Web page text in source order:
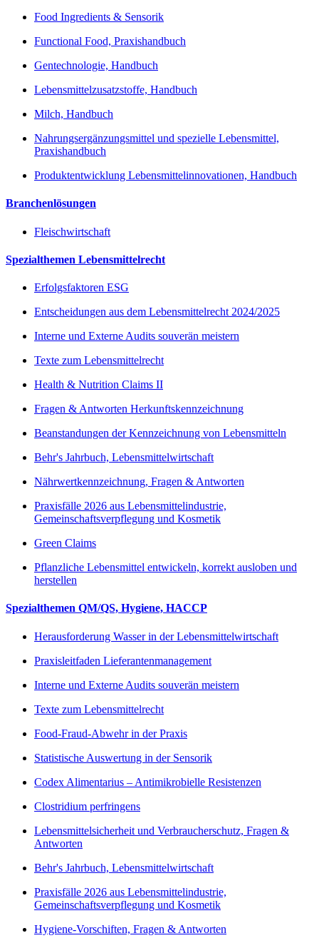
Food Ingredients & Sensorik
Functional Food, Praxishandbuch
Gentechnologie, Handbuch
Lebensmittelzusatzstoffe, Handbuch
Milch, Handbuch
Nahrungsergänzungsmittel und spezielle Lebensmittel,
Praxishandbuch
Produktentwicklung Lebensmittelinnovationen, Handbuch
Branchenlösungen
Fleischwirtschaft
Spezialthemen Lebensmittelrecht
Erfolgsfaktoren ESG
Entscheidungen aus dem Lebensmittelrecht 2024/2025
Interne und Externe Audits souverän meistern
Texte zum Lebensmittelrecht
Health & Nutrition Claims II
Fragen & Antworten Herkunftskennzeichnung
Beanstandungen der Kennzeichnung von Lebensmitteln
Behr's Jahrbuch, Lebensmittelwirtschaft
Nährwertkennzeichnung, Fragen & Antworten
Praxisfälle 2026 aus Lebensmittelindustrie,
Gemeinschaftsverpflegung und Kosmetik
Green Claims
Pflanzliche Lebensmittel entwickeln, korrekt ausloben und
herstellen
Spezialthemen QM/QS, Hygiene, HACCP
Herausforderung Wasser in der Lebensmittelwirtschaft
Praxisleitfaden Lieferantenmanagement
Interne und Externe Audits souverän meistern
Texte zum Lebensmittelrecht
Food-Fraud-Abwehr in der Praxis
Statistische Auswertung in der Sensorik
Codex Alimentarius – Antimikrobielle Resistenzen
Clostridium perfringens
Lebensmittelsicherheit und Verbraucherschutz, Fragen &
Antworten
Behr's Jahrbuch, Lebensmittelwirtschaft
Praxisfälle 2026 aus Lebensmittelindustrie,
Gemeinschaftsverpflegung und Kosmetik
Hygiene-Vorschiften, Fragen & Antworten